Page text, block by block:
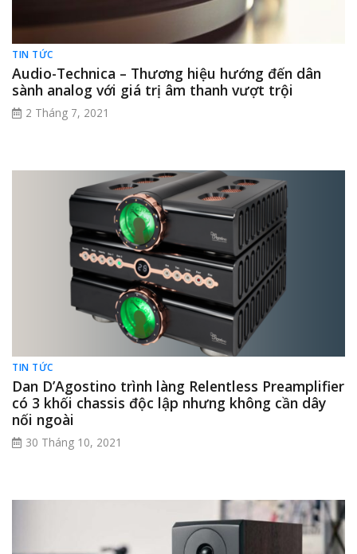
TIN TỨC
Audio-Technica – Thương hiệu hướng đến dân
sành analog với giá trị âm thanh vượt trội
2 Tháng 7, 2021
TIN TỨC
Dan D’Agostino trình làng Relentless Preamplifier
có 3 khối chassis độc lập nhưng không cần dây
nối ngoài
30 Tháng 10, 2021